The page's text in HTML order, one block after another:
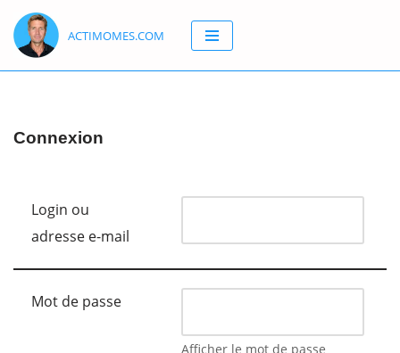
Aller
au
ACTIMOMES.COM
Connexion
Login ou
adresse e-mail
Mot de passe
Afficher le mot de passe